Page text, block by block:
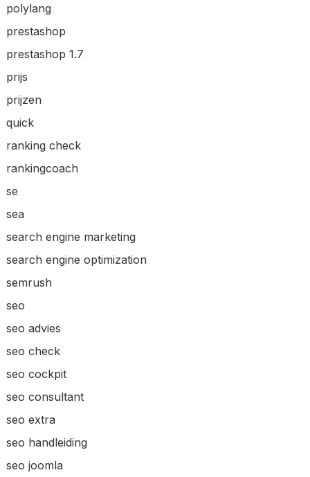
polylang
prestashop
prestashop 1.7
prijs
prijzen
quick
ranking check
rankingcoach
se
sea
search engine marketing
search engine optimization
semrush
seo
seo advies
seo check
seo cockpit
seo consultant
seo extra
seo handleiding
seo joomla